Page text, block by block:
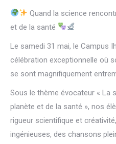
Quand la science
et de la santé
Le samedi 31 mai, le Campus
célébration exceptionnelle où
se sont magnifiquement
Sous le thème évocateur « La
planète et de la santé », nos
rigueur scientifique et
ingénieuses, des chansons